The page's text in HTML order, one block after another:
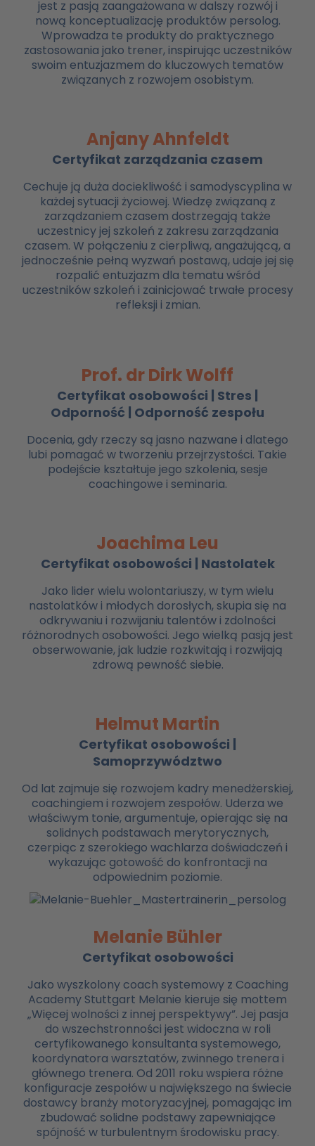
jest z pasją zaangażowana w dalszy rozwój i
nową konceptualizację produktów persolog.
Wprowadza te produkty do praktycznego
zastosowania jako trener, inspirując uczestników
swoim entuzjazmem do kluczowych tematów
związanych z rozwojem osobistym.
Anjany Ahnfeldt
Certyfikat zarządzania czasem
Cechuje ją duża dociekliwość i samodyscyplina w
każdej sytuacji życiowej. Wiedzę związaną z
zarządzaniem czasem dostrzegają także
uczestnicy jej szkoleń z zakresu zarządzania
czasem. W połączeniu z cierpliwą, angażującą, a
jednocześnie pełną wyzwań postawą, udaje jej się
rozpalić entuzjazm dla tematu wśród
uczestników szkoleń i zainicjować trwałe procesy
refleksji i zmian.
Prof. dr Dirk Wolff
Certyfikat osobowości | Stres |
Odporność | Odporność zespołu
Docenia, gdy rzeczy są jasno nazwane i dlatego
lubi pomagać w tworzeniu przejrzystości. Takie
podejście kształtuje jego szkolenia, sesje
coachingowe i seminaria.
Joachima Leu
Certyfikat osobowości | Nastolatek
Jako lider wielu wolontariuszy, w tym wielu
nastolatków i młodych dorosłych, skupia się na
odkrywaniu i rozwijaniu talentów i zdolności
różnorodnych osobowości. Jego wielką pasją jest
obserwowanie, jak ludzie rozkwitają i rozwijają
zdrową pewność siebie.
Helmut Martin
Certyfikat osobowości |
Samoprzywództwo
Od lat zajmuje się rozwojem kadry menedżerskiej,
coachingiem i rozwojem zespołów. Uderza we
właściwym tonie, argumentuje, opierając się na
solidnych podstawach merytorycznych,
czerpiąc z szerokiego wachlarza doświadczeń i
wykazując gotowość do konfrontacji na
odpowiednim poziomie.
Melanie Bühler
Certyfikat osobowości
Jako wyszkolony coach systemowy z Coaching
Academy Stuttgart Melanie kieruje się mottem
„Więcej wolności z innej perspektywy”. Jej pasja
do wszechstronności jest widoczna w roli
certyfikowanego konsultanta systemowego,
koordynatora warsztatów, zwinnego trenera i
głównego trenera. Od 2011 roku wspiera różne
konfiguracje zespołów u największego na świecie
dostawcy branży motoryzacyjnej, pomagając im
zbudować solidne podstawy zapewniające
spójność w turbulentnym środowisku pracy.